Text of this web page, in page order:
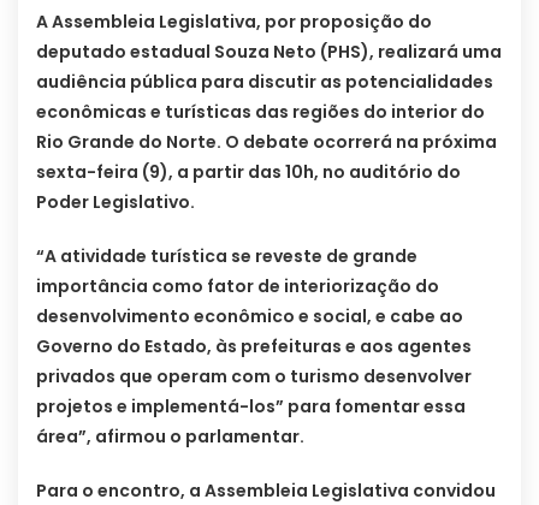
A Assembleia Legislativa, por proposição do
deputado estadual Souza Neto (PHS), realizará uma
audiência pública para discutir as potencialidades
econômicas e turísticas das regiões do interior do
Rio Grande do Norte. O debate ocorrerá na próxima
sexta-feira (9), a partir das 10h, no auditório do
Poder Legislativo.
“A atividade turística se reveste de grande
importância como fator de interiorização do
desenvolvimento econômico e social, e cabe ao
Governo do Estado, às prefeituras e aos agentes
privados que operam com o turismo desenvolver
projetos e implementá-los” para fomentar essa
área”, afirmou o parlamentar.
Para o encontro, a Assembleia Legislativa convidou